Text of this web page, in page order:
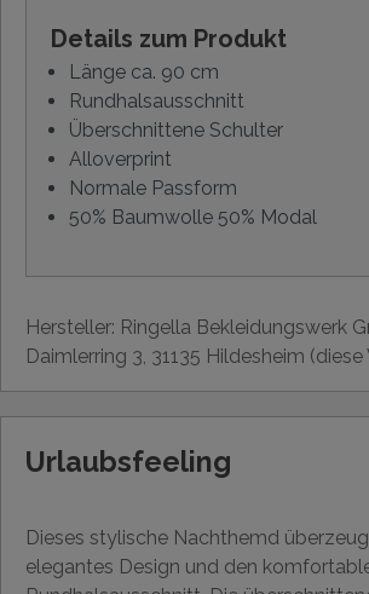
Details zum Produkt
Länge ca. 90 cm
Rundhalsausschnitt
Überschnittene Schulter
Alloverprint
Normale Passform
50% Baumwolle 50% Modal
Hersteller: Ringella Bekleidungswerk
Daimlerring 3, 31135 Hildesheim
Urlaubsfeeling
Dieses stylische Nachthemd
elegantes Design und den